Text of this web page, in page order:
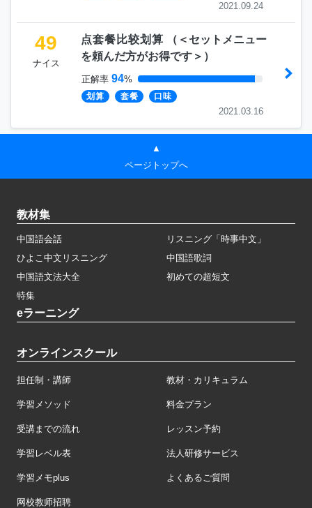
2021.09.24
49
ナイス
点套餐比较划算 （ ＜セットメニュー
を頼んだ方がお得です＞ ）
正解率 94%
划算 套餐 口味
2021.03.16
▲
ページトップへ
教材集
中国語会話
リスニング「時事中文」
ひよこ中文リスニング
中国語歌詞
中国語文法大全
初めての超短文
特集
eラーニング
オンラインスクール
担任制・講師 教材・カリキュラム
学習メソッド 料金プラン
受講までの流れ レッスン予約
学習レベル表 法人研修サービス
学習メモplus よくあるご質問
网校教师招聘